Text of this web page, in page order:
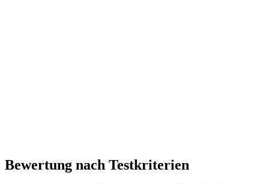
Bewertung nach Testkriterien